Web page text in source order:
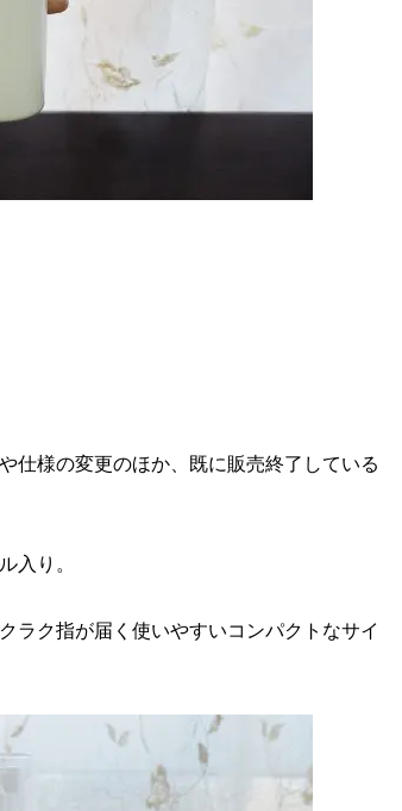
仕様の変更のほか、既に販売終了している
入り。
ク指が届く使いやすいコンパクトなサイ